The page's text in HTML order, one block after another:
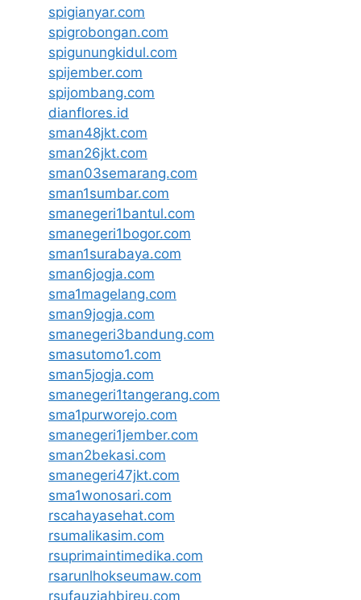
spigianyar.com
spigrobongan.com
spigunungkidul.com
spijember.com
spijombang.com
dianflores.id
sman48jkt.com
sman26jkt.com
sman03semarang.com
sman1sumbar.com
smanegeri1bantul.com
smanegeri1bogor.com
sman1surabaya.com
sman6jogja.com
sma1magelang.com
sman9jogja.com
smanegeri3bandung.com
smasutomo1.com
sman5jogja.com
smanegeri1tangerang.com
sma1purworejo.com
smanegeri1jember.com
sman2bekasi.com
smanegeri47jkt.com
sma1wonosari.com
rscahayasehat.com
rsumalikasim.com
rsuprimaintimedika.com
rsarunlhokseumaw.com
rsufauziahbireu.com